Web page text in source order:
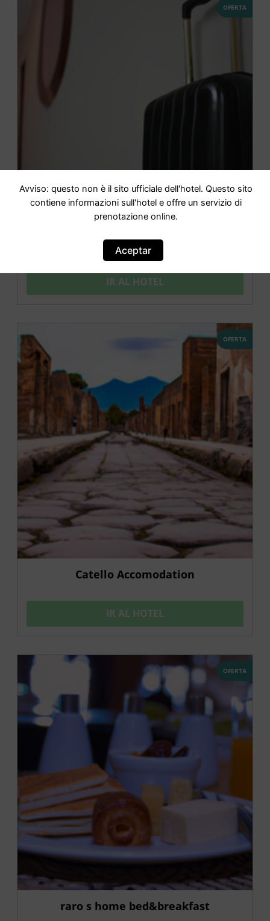
OFERTA
Hotel Iside
IR AL HOTEL
OFERTA
Catello Accomodation
IR AL HOTEL
OFERTA
raro s home bed&breakfast
Avviso: questo non è il sito ufficiale dell'hotel. Questo sito
contiene informazioni sull'hotel e offre un servizio di
prenotazione online.
Aceptar